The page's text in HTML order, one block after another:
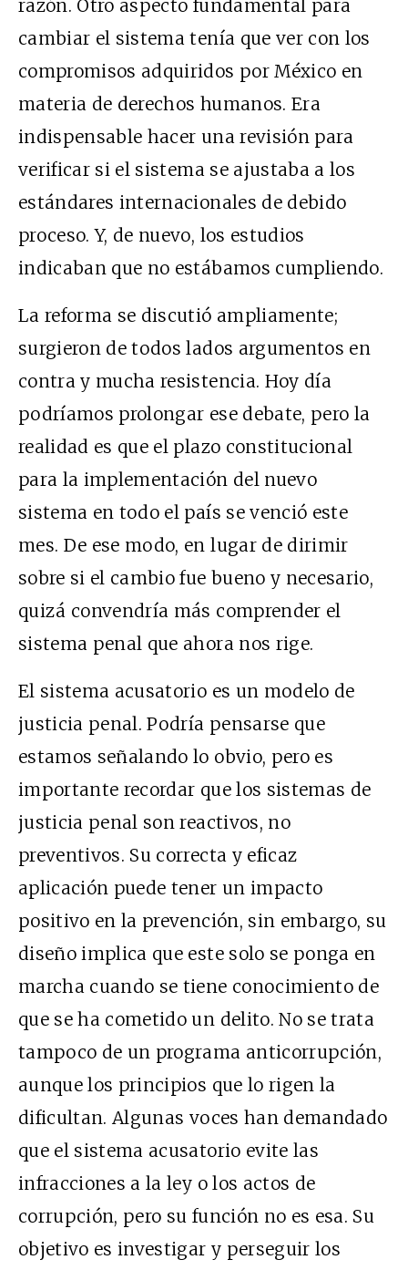
razón. Otro aspecto fundamental para
cambiar el sistema tenía que ver con los
compromisos adquiridos por México en
materia de derechos humanos. Era
indispensable hacer una revisión para
verificar si el sistema se ajustaba a los
estándares internacionales de debido
proceso. Y, de nuevo, los estudios
indicaban que no estábamos cumpliendo.
La reforma se discutió ampliamente;
surgieron de todos lados argumentos en
contra y mucha resistencia. Hoy día
podríamos prolongar ese debate, pero la
realidad es que el plazo constitucional
para la implementación del nuevo
sistema en todo el país se venció este
mes. De ese modo, en lugar de dirimir
sobre si el cambio fue bueno y necesario,
quizá convendría más comprender el
sistema penal que ahora nos rige.
El sistema acusatorio es un modelo de
justicia penal. Podría pensarse que
estamos señalando lo obvio, pero es
importante recordar que los sistemas de
justicia penal son reactivos, no
preventivos. Su correcta y eficaz
aplicación puede tener un impacto
positivo en la prevención, sin embargo, su
diseño implica que este solo se ponga en
marcha cuando se tiene conocimiento de
que se ha cometido un delito. No se trata
tampoco de un programa anticorrupción,
aunque los principios que lo rigen la
dificultan. Algunas voces han demandado
que el sistema acusatorio evite las
infracciones a la ley o los actos de
corrupción, pero su función no es esa. Su
objetivo es investigar y perseguir los